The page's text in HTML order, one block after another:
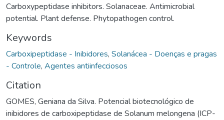
Carboxypeptidase inhibitors. Solanaceae. Antimicrobial
potential. Plant defense. Phytopathogen control.
Keywords
Carboxipeptidase - Inibidores, Solanácea - Doenças e pragas
- Controle, Agentes antiinfecciosos
Citation
GOMES, Geniana da Silva. Potencial biotecnológico de
inibidores de carboxipeptidase de Solanum melongena (ICP-